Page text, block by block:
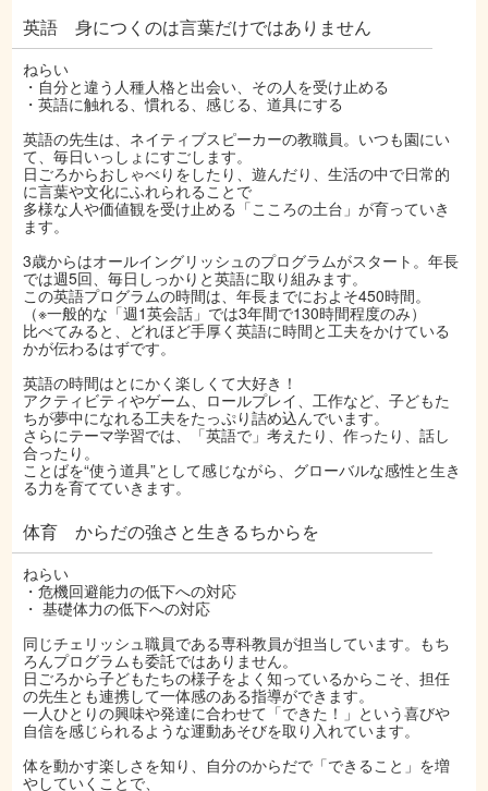
英語 身につくのは言葉だけではありません
ねらい
・自分と違う人種人格と出会い、その人を受け止める
・英語に触れる、慣れる、感じる、道具にする
英語の先生は、ネイティブスピーカーの教職員。いつも園にい
て、毎日いっしょにすごします。
日ごろからおしゃべりをしたり、遊んだり、生活の中で日常的
に言葉や文化にふれられることで
多様な人や価値観を受け止める「こころの土台」が育っていき
ます。
3歳からはオールイングリッシュのプログラムがスタート。年長
では週5回、毎日しっかりと英語に取り組みます。
この英語プログラムの時間は、年長までにおよそ450時間。
（※一般的な「週1英会話」では3年間で130時間程度のみ）
比べてみると、どれほど手厚く英語に時間と工夫をかけている
かが伝わるはずです。
英語の時間はとにかく楽しくて大好き！
アクティビティやゲーム、ロールプレイ、工作など、子どもた
ちが夢中になれる工夫をたっぷり詰め込んでいます。
さらにテーマ学習では、「英語で」考えたり、作ったり、話し
合ったり。
ことばを“使う道具”として感じながら、グローバルな感性と生き
る力を育てていきます。
体育 からだの強さと生きるちからを
ねらい
・危機回避能力の低下への対応
・ 基礎体力の低下への対応
同じチェリッシュ職員である専科教員が担当しています。もち
ろんプログラムも委託ではありません。
日ごろから子どもたちの様子をよく知っているからこそ、担任
の先生とも連携して一体感のある指導ができます。
一人ひとりの興味や発達に合わせて「できた！」という喜びや
自信を感じられるような運動あそびを取り入れています。
体を動かす楽しさを知り、自分のからだで「できること」を増
やしていくことで、